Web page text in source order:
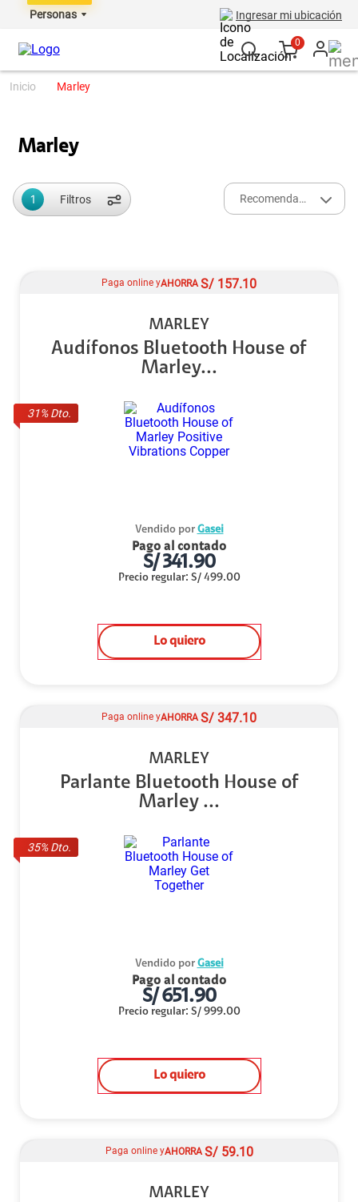
Personas Ingresar mi ubicación
0
marley
Marley
1 Filtros Recomendados
31% Dto.
Paga online yAHORRA S/ 157.10
MARLEY
Audífonos Bluetooth House of
Marley...
Vendido por Gasei
Pago al contado
S/341.90
Precio regular: S/ 499.00
Lo quiero
35% Dto.
Paga online yAHORRA S/ 347.10
MARLEY
Parlante Bluetooth House of
Marley ...
Vendido por Gasei
Pago al contado
S/651.90
Precio regular: S/ 999.00
Lo quiero
Paga online yAHORRA S/ 59.10
MARLEY